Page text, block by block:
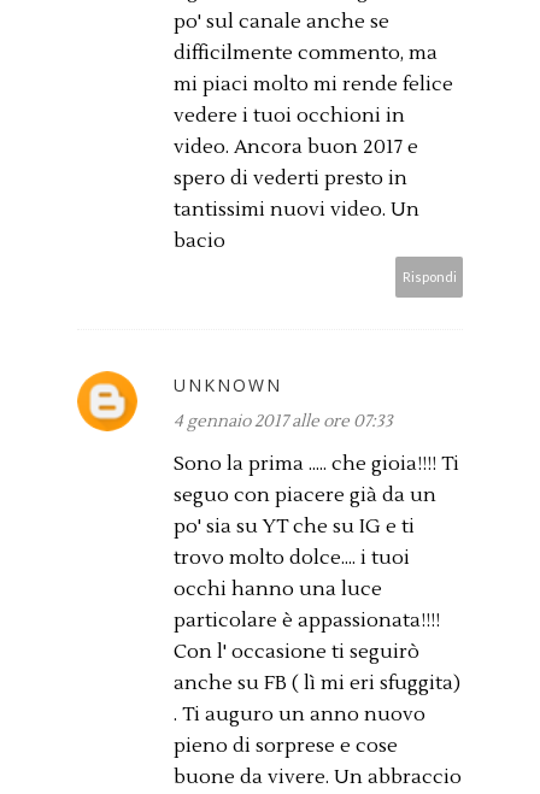
po' sul canale anche se
difficilmente commento, ma
mi piaci molto mi rende felice
vedere i tuoi occhioni in
video. Ancora buon 2017 e
spero di vederti presto in
tantissimi nuovi video. Un
bacio
Rispondi
UNKNOWN
4 gennaio 2017 alle ore 07:33
Sono la prima ..... che gioia!!!! Ti
seguo con piacere già da un
po' sia su YT che su IG e ti
trovo molto dolce.... i tuoi
occhi hanno una luce
particolare è appassionata!!!!
Con l' occasione ti seguirò
anche su FB ( lì mi eri sfuggita)
. Ti auguro un anno nuovo
pieno di sorprese e cose
buone da vivere. Un abbraccio